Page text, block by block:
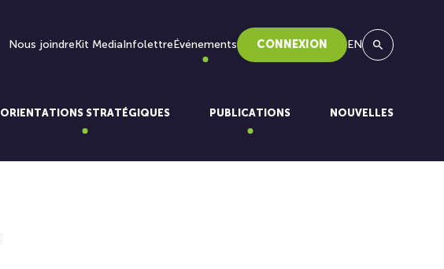
Nous joindreKit MediaInfolettreÉvénements CONNEXION EN
ORIENTATIONS STRATÉGIQUES PUBLICATIONS NOUVELLES